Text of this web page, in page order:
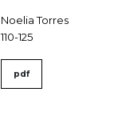
Noelia Torres
110-125
pdf